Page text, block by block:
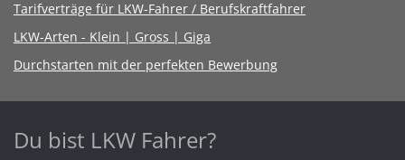
Tarifverträge für LKW-Fahrer / Berufskraftfahrer
LKW-Arten - Klein | Gross | Giga
Durchstarten mit der perfekten Bewerbung
Du bist LKW Fahrer?